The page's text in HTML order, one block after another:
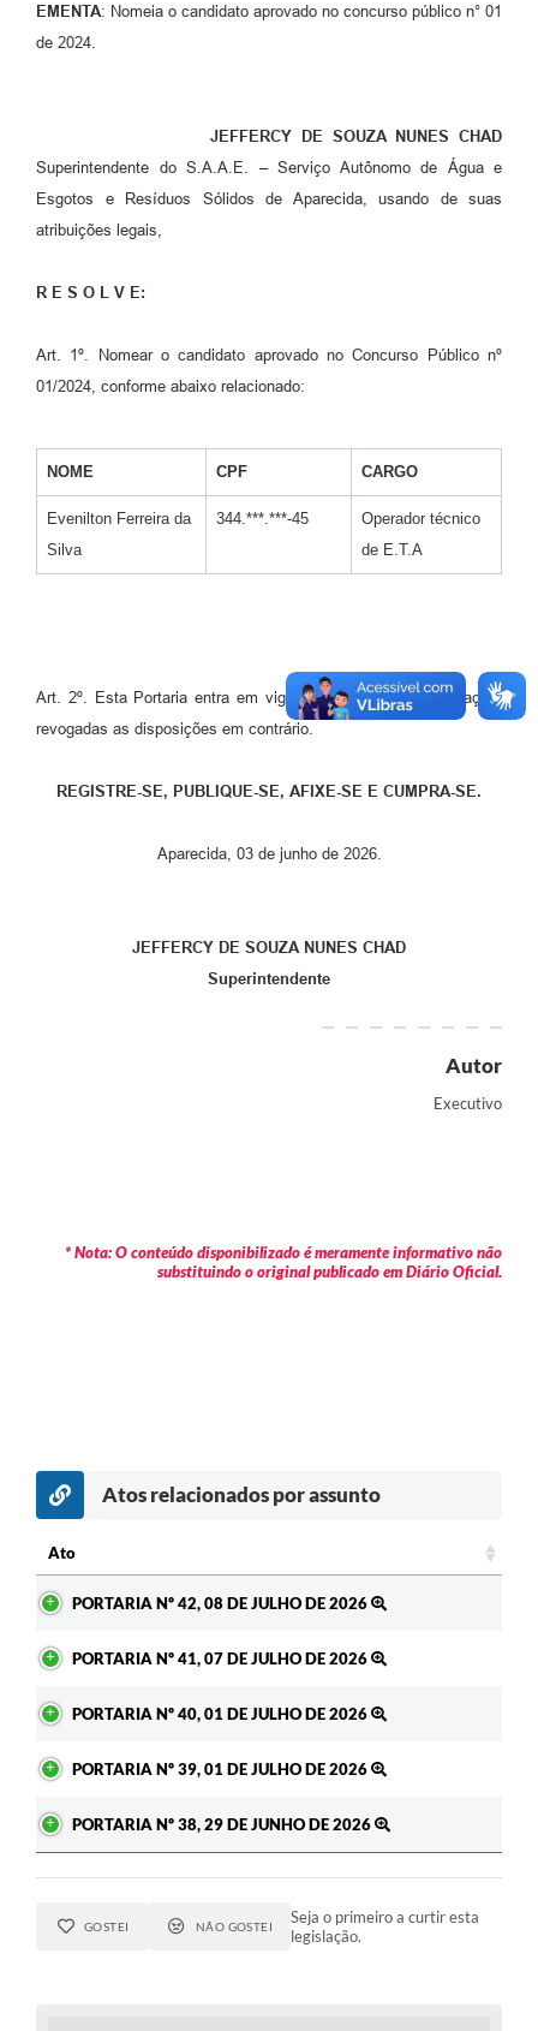
Telefones Úteis
EMENTA: Nomeia o candidato aprovado no concurso público n° 01
de 2024.
JEFFERCY DE SOUZA NUNES CHAD
Superintendente do S.A.A.E. – Serviço Autônomo de Água e
Esgotos e Resíduos Sólidos de Aparecida, usando de suas
atribuições legais,
R E S O L V E:
Art. 1º. Nomear o candidato aprovado no Concurso Público nº
01/2024, conforme abaixo relacionado:
NOME CPF CARGO
Evenilton Ferreira da
Silva
344.***.***-45
Operador técnico
de E.T.A
Art. 2º. Esta Portaria entra em vigor na data de sua publicação,
revogadas as disposições em contrário.
REGISTRE-SE, PUBLIQUE-SE, AFIXE-SE E CUMPRA-SE.
Aparecida, 03 de junho de 2026.
JEFFERCY DE SOUZA NUNES CHAD
Superintendente
Autor
Executivo
* Nota: O conteúdo disponibilizado é meramente informativo não
substituindo o original publicado em Diário Oficial.
Atos relacionados por assunto
Ato
PORTARIA Nº 42, 08 DE JULHO DE 2026
PORTARIA Nº 41, 07 DE JULHO DE 2026
PORTARIA Nº 40, 01 DE JULHO DE 2026
PORTARIA Nº 39, 01 DE JULHO DE 2026
PORTARIA Nº 38, 29 DE JUNHO DE 2026
GOSTEI NÃO GOSTEI
Seja o primeiro a curtir esta
legislação.